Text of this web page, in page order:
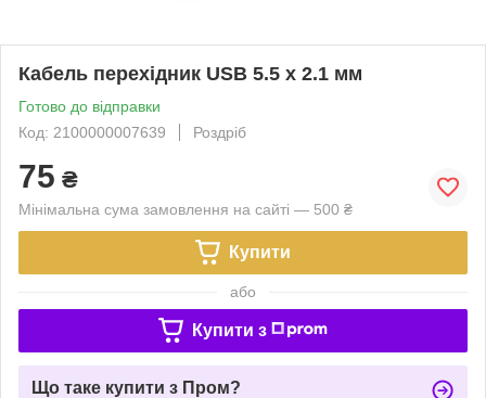
Кабель перехідник USB 5.5 x 2.1 мм
Готово до відправки
Код: 2100000007639
Роздріб
75 ₴
Мінімальна сума замовлення на сайті — 500 ₴
Купити
або
Купити з
Що таке купити з Пром?